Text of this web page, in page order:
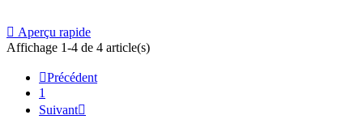
 Aperçu rapide
Affichage 1-4 de 4 article(s)
Précédent
1
Suivant